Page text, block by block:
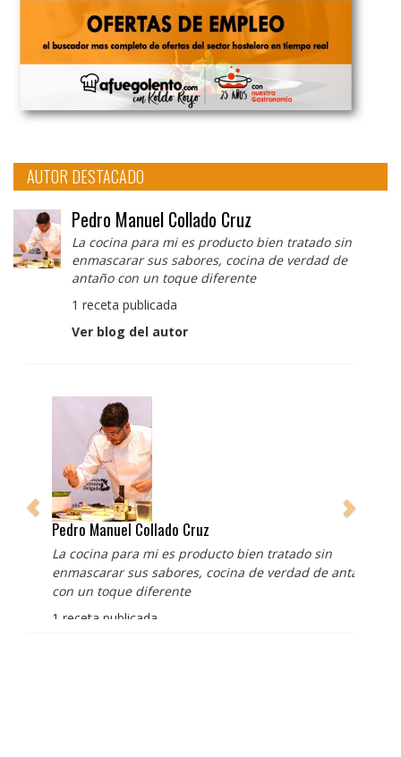
AUTOR DESTACADO
Pedro Manuel Collado Cruz
La cocina para mi es producto bien tratado sin
enmascarar sus sabores, cocina de verdad de
antaño con un toque diferente
1 receta publicada
Ver blog del autor
Pedro Manuel Collado Cruz
La cocina para mi es producto bien tratado sin
enmascarar sus sabores, cocina de verdad de antaño
con un toque diferente
1 receta publicada